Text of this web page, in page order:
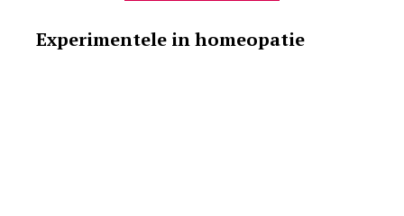
Experimentele in homeopatie